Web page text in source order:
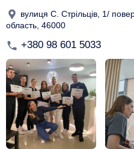
вулиця С. Стрільців, 1/
область, 46000
+380 98 601 5033